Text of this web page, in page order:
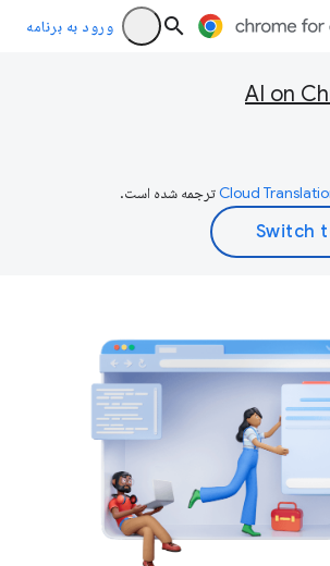
ورود به برنامه
AI on
ترجمه شده است.